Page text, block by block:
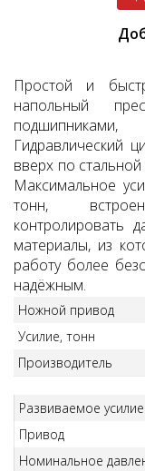
Простой и
напольный
Гидравлический
вверх по
Максимальное
тонн,
контролировать
материалы, из
работу более
надёжным.
Ножной привод
Усилие, тонн
Производитель
Развиваемое усилие
Привод
Номинальное